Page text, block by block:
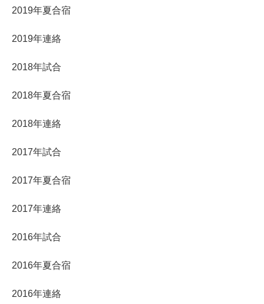
2019年夏合宿
2019年連絡
2018年試合
2018年夏合宿
2018年連絡
2017年試合
2017年夏合宿
2017年連絡
2016年試合
2016年夏合宿
2016年連絡